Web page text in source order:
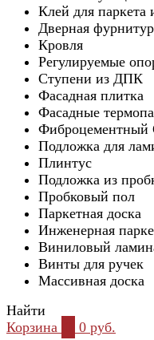
Клей для паркета
Дверная
Кровля
Регулируемые
Ступени из ДПК
Фасадная плитка
Фасадные
Фиброцементный
Подложка для
Плинтус
Подложка из
Пробковый пол
Паркетная доска
Инженерная
Виниловый
Винты для ручек
Массивная доска
Найти
Корзина
0 руб.